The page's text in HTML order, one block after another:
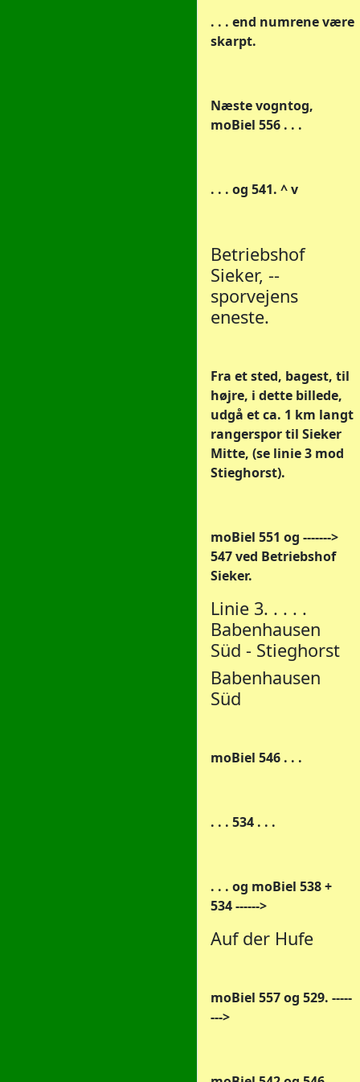
. . . end numrene være
skarpt.
Næste vogntog,
moBiel 556 . . .
. . . og 541. ^ v
Betriebshof
Sieker, --
sporvejens
eneste.
Fra et sted, bagest, til
højre, i dette billede,
udgå et ca. 1 km langt
rangerspor til Sieker
Mitte, (se linie 3 mod
Stieghorst).
moBiel 551 og ------->
547 ved Betriebshof
Sieker.
Linie 3. . . . .
Babenhausen
Süd - Stieghorst
Babenhausen
Süd
moBiel 546 . . .
. . . 534 . . .
. . . og moBiel 538 +
534 ------>
Auf der Hufe
moBiel 557 og 529. -----
--->